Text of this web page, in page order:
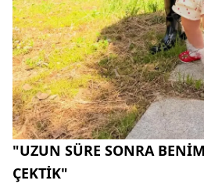
"UZUN SÜRE SONRA
ÇEKTİK"